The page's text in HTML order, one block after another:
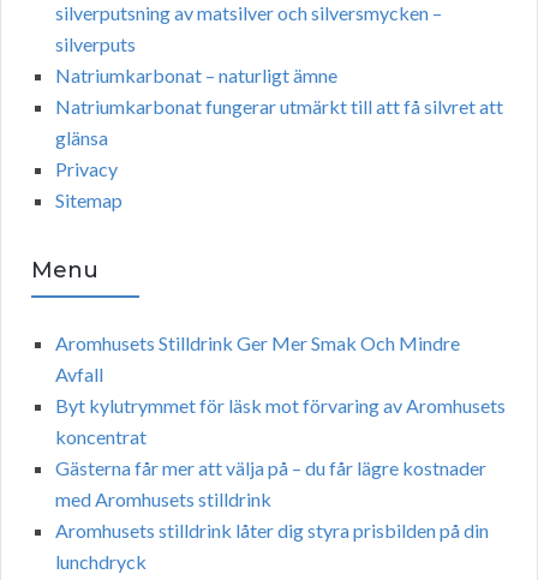
silverputsning av matsilver och silversmycken –
silverputs
Natriumkarbonat – naturligt ämne
Natriumkarbonat fungerar utmärkt till att få silvret att
glänsa
Privacy
Sitemap
Menu
Aromhusets Stilldrink Ger Mer Smak Och Mindre
Avfall
Byt kylutrymmet för läsk mot förvaring av Aromhusets
koncentrat
Gästerna får mer att välja på – du får lägre kostnader
med Aromhusets stilldrink
Aromhusets stilldrink låter dig styra prisbilden på din
lunchdryck